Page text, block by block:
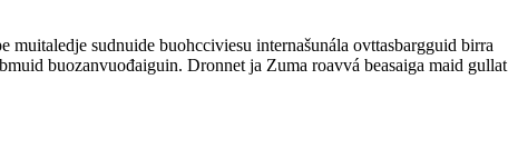
sudnuide buohcciviesu internašunála ovttasbargguid birra
buozanvuođaiguin. Dronnet ja Zuma roavvá beasaiga maid gullat